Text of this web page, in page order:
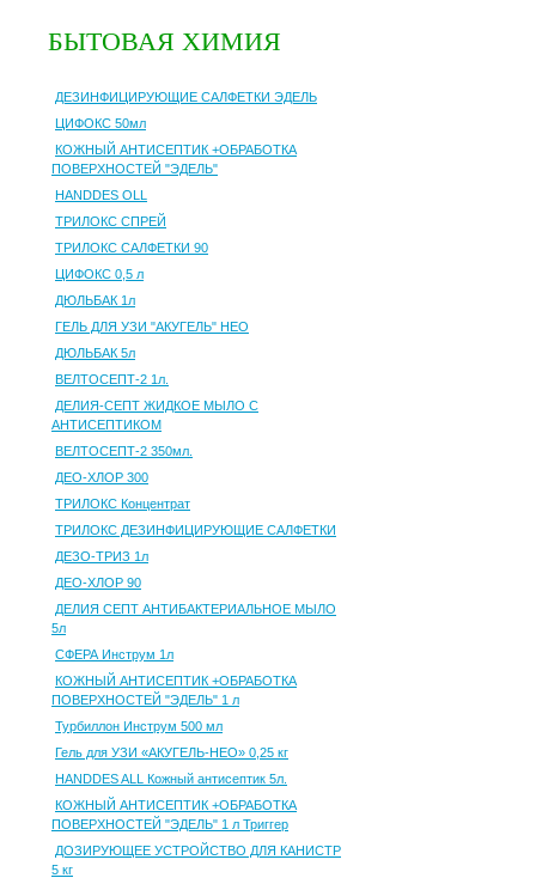
БЫТОВАЯ ХИМИЯ
ДЕЗИНФИЦИРУЮЩИЕ САЛФЕТКИ ЭДЕЛЬ
ЦИФОКС 50мл
КОЖНЫЙ АНТИСЕПТИК +ОБРАБОТКА
ПОВЕРХНОСТЕЙ "ЭДЕЛЬ"
HANDDES OLL
ТРИЛОКС СПРЕЙ
ТРИЛОКС САЛФЕТКИ 90
ЦИФОКС 0,5 л
ДЮЛЬБАК 1л
ГЕЛЬ ДЛЯ УЗИ "АКУГЕЛЬ" НЕО
ДЮЛЬБАК 5л
ВЕЛТОСЕПТ-2 1л.
ДЕЛИЯ-СЕПТ ЖИДКОЕ МЫЛО С
АНТИСЕПТИКОМ
ВЕЛТОСЕПТ-2 350мл.
ДЕО-ХЛОР 300
ТРИЛОКС Концентрат
ТРИЛОКС ДЕЗИНФИЦИРУЮЩИЕ САЛФЕТКИ
ДЕЗО-ТРИЗ 1л
ДЕО-ХЛОР 90
ДЕЛИЯ СЕПТ АНТИБАКТЕРИАЛЬНОЕ МЫЛО
5л
СФЕРА Инструм 1л
КОЖНЫЙ АНТИСЕПТИК +ОБРАБОТКА
ПОВЕРХНОСТЕЙ "ЭДЕЛЬ" 1 л
Турбиллон Инструм 500 мл
Гель для УЗИ «АКУГЕЛЬ-НЕО» 0,25 кг
HANDDES ALL Кожный антисептик 5л.
КОЖНЫЙ АНТИСЕПТИК +ОБРАБОТКА
ПОВЕРХНОСТЕЙ "ЭДЕЛЬ" 1 л Триггер
ДОЗИРУЮЩЕЕ УСТРОЙСТВО ДЛЯ КАНИСТР
5 кг